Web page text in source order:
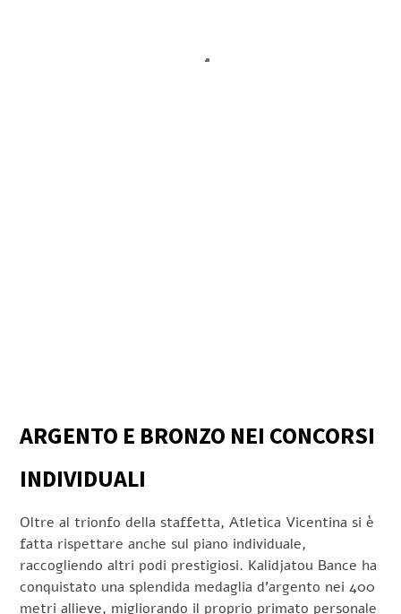
ARGENTO E BRONZO NEI CONCORSI
INDIVIDUALI
Oltre al trionfo della staffetta, Atletica Vicentina si è
fatta rispettare anche sul piano individuale,
raccogliendo altri podi prestigiosi. Kalidjatou Bance ha
conquistato una splendida medaglia d’argento nei 400
metri allieve, migliorando il proprio primato personale